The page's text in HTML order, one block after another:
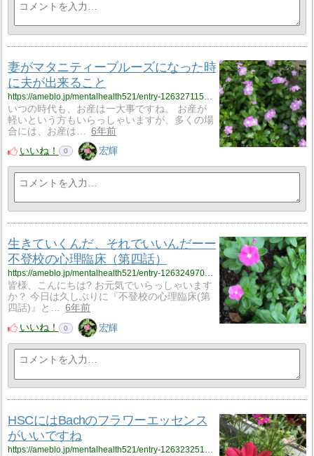
妻がマタニティーブルーズになった時
に夫が出来ること
https://ameblo.jp/mentalhealth521/entry-12632711566.html
いつの時代も、お産は一大事ですね。 お産が
軽いという方もいらっしゃいますが、多くの場
合には、お産は…
6年前
いいね！
0 宏輝
生きていくんだ、それでいいんだーー
不登校の心理臨床（第四話）
https://ameblo.jp/mentalhealth521/entry-12632497013.html
皆様、こんにちは? お元気でいらっしゃいます
か？ 今日は久しぶりに『不登校の心理臨床(第
四話)』と…
6年前
いいね！
0 宏輝
HSCにはBachのフラワーエッセンス
がいいですね
https://ameblo.jp/mentalhealth521/entry-12632325168.html